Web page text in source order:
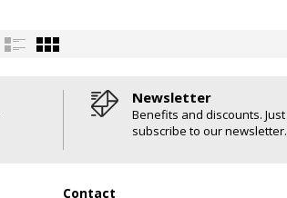
Newsletter
Benefits and discounts. Just
subscribe to our newsletter.
Contact